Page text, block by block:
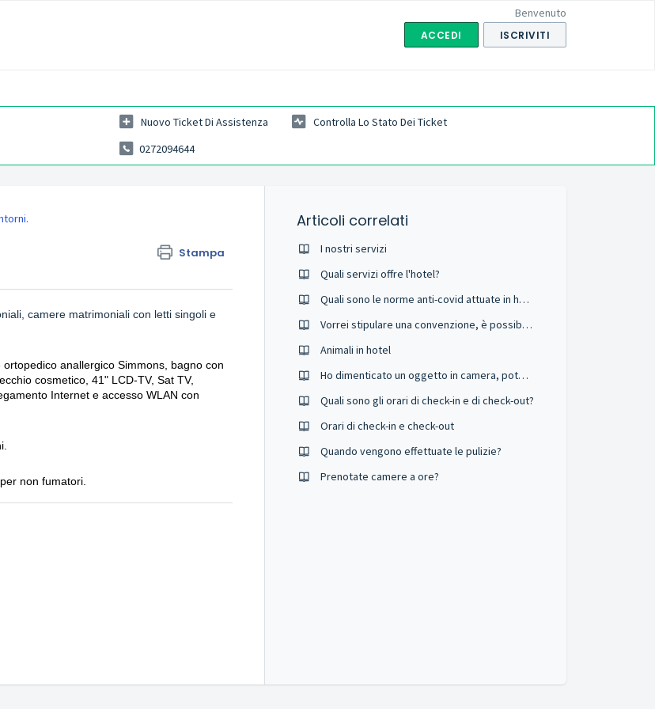
Benvenuto
ACCEDI ISCRIVITI
Nuovo Ticket Di Assistenza
Controlla Lo Stato Dei Ticket
0272094644
Stampa
camere matrimoniali con letti singoli e
anallergico Simmons, bagno con
cosmetico, 41" LCD-TV, Sat TV,
Internet e accesso WLAN con
non fumatori.
Articoli correlati
I nostri servizi
Quali servizi offre l'hotel?
Quali sono le norme anti-covid attuate in hotel?
Vorrei stipulare una convenzione, è possibile?
Animali in hotel
Ho dimenticato un oggetto in camera, potete spedirmelo?
Quali sono gli orari di check-in e di check-out?
Orari di check-in e check-out
Quando vengono effettuate le pulizie?
Prenotate camere a ore?